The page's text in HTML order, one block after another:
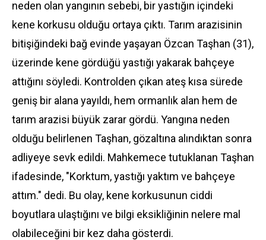
neden olan yangının sebebi, bir yastığın içindeki
kene korkusu olduğu ortaya çıktı. Tarım arazisinin
bitişiğindeki bağ evinde yaşayan Özcan Taşhan (31),
üzerinde kene gördüğü yastığı yakarak bahçeye
attığını söyledi. Kontrolden çıkan ateş kısa sürede
geniş bir alana yayıldı, hem ormanlık alan hem de
tarım arazisi büyük zarar gördü. Yangına neden
olduğu belirlenen Taşhan, gözaltına alındıktan sonra
adliyeye sevk edildi. Mahkemece tutuklanan Taşhan
ifadesinde, "Korktum, yastığı yaktım ve bahçeye
attım." dedi. Bu olay, kene korkusunun ciddi
boyutlara ulaştığını ve bilgi eksikliğinin nelere mal
olabileceğini bir kez daha gösterdi.